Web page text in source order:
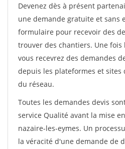
Devenez dès à présent
une demande gratuite et sans
formulaire pour recevoir des
trouver des chantiers. Une fois
vous recevrez des demandes
depuis les plateformes et sites
du réseau.
Toutes les demandes devis
service Qualité avant la mise
nazaire-les-eymes. Un
la véracité d'une demande de